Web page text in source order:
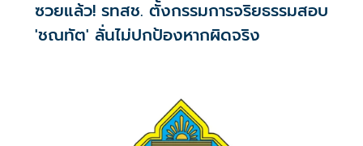
ซวยแล้ว! รทสช. ตั้งกรรมการจริยธรรมสอบ
'ชณทัต' ลั่นไม่ปกป้องหากผิดจริง